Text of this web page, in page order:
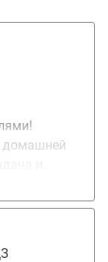
домашней
свои